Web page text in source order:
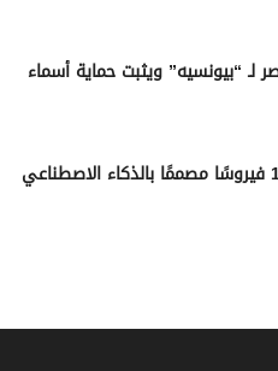
لـ “بيونسيه” ويثبت حماية أسماء